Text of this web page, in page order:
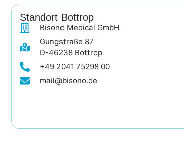
Standort Bottrop
Bisono Medical GmbH
Gungstraße 87
D-46238 Bottrop
+49 2041 75298 00
mail@bisono.de